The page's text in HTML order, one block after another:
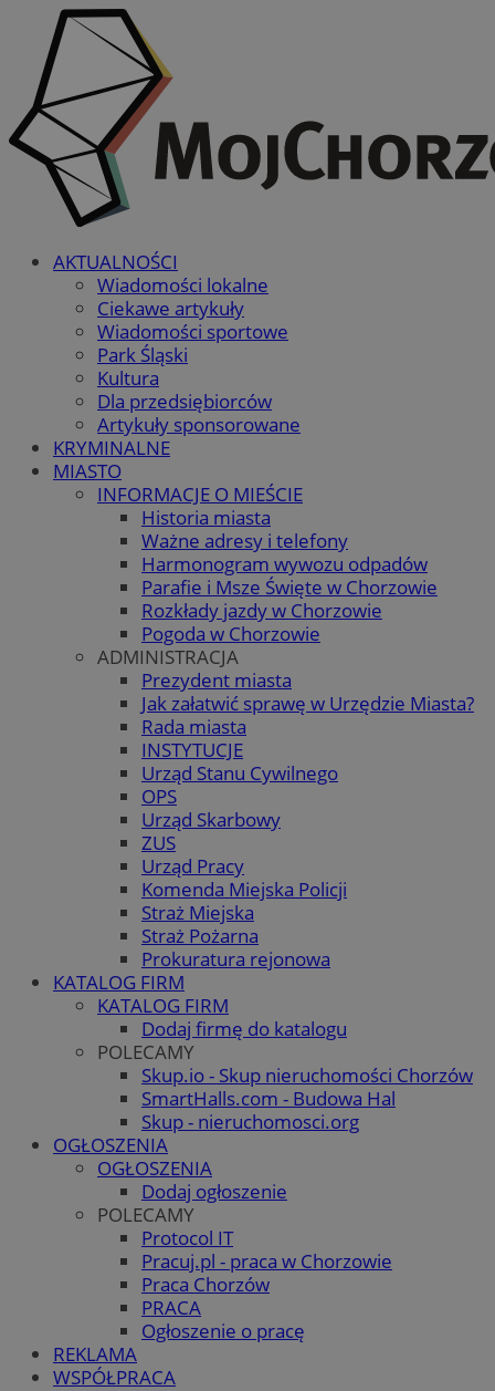
AKTUALNOŚCI
Wiadomości lokalne
Ciekawe artykuły
Wiadomości sportowe
Park Śląski
Kultura
Dla przedsiębiorców
Artykuły sponsorowane
KRYMINALNE
MIASTO
INFORMACJE O MIEŚCIE
Historia miasta
Ważne adresy i telefony
Harmonogram wywozu odpadów
Parafie i Msze Święte w Chorzowie
Rozkłady jazdy w Chorzowie
Pogoda w Chorzowie
ADMINISTRACJA
Prezydent miasta
Jak załatwić sprawę w Urzędzie Miasta?
Rada miasta
INSTYTUCJE
Urząd Stanu Cywilnego
OPS
Urząd Skarbowy
ZUS
Urząd Pracy
Komenda Miejska Policji
Straż Miejska
Straż Pożarna
Prokuratura rejonowa
KATALOG FIRM
KATALOG FIRM
Dodaj firmę do katalogu
POLECAMY
Skup.io - Skup nieruchomości Chorzów
SmartHalls.com - Budowa Hal
Skup - nieruchomosci.org
OGŁOSZENIA
OGŁOSZENIA
Dodaj ogłoszenie
POLECAMY
Protocol IT
Pracuj.pl - praca w Chorzowie
Praca Chorzów
PRACA
Ogłoszenie o pracę
REKLAMA
WSPÓŁPRACA